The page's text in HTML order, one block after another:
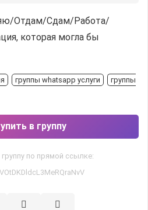
Отдам/Сдам/Работа/
которая могла бы
группы whatsapp услуги
группы
в группу
по прямой ссылке: